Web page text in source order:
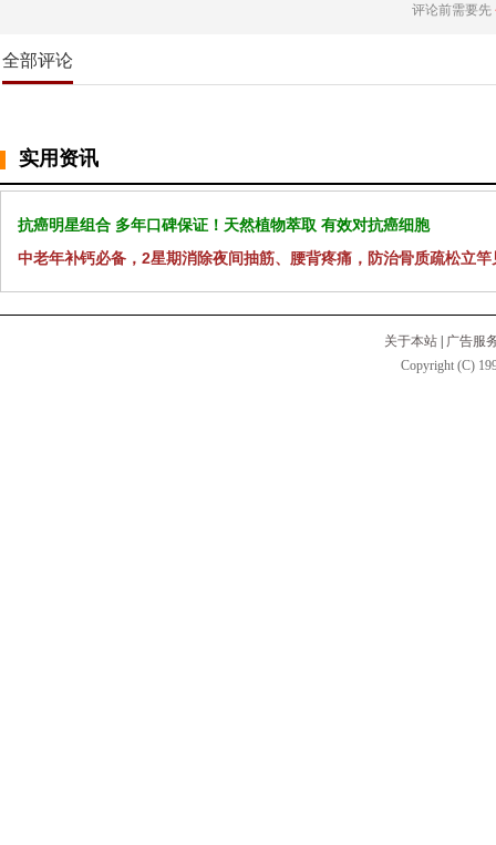
评论前需要先
全部评论
实用资讯
抗癌明星组合 多年口碑保证！天然植物萃取 有效对抗癌细胞
中老年补钙必备，2星期消除夜间抽筋、腰背疼痛，防治骨质疏松立竿
关于本站
广告服
Copyright (C)